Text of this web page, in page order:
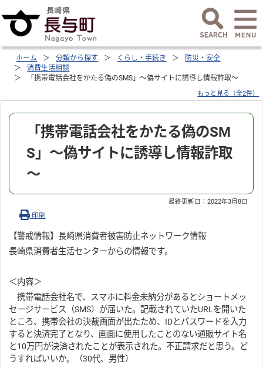
ホーム 分類から探す くらし・手続き
防災・安全
消費生活相談
「携帯電話会社をかたる偽のSMS」～偽サイトに誘導し情報詐取～
もっと見る（全2件）
「携帯電話会社をかたる偽のSM
S」～偽サイトに誘導し情報詐取
～
最終更新日：2022年3月8日
印刷
【警戒情報】長崎県消費者被害防止ネットワーク情報
長崎県消費者生活センターからの情報です。
＜内容＞
携帯電話会社名で、スマホに料金未納分があるとショートメッ
セージサービス（SMS）が届いた。記載されていたURLを開いた
ところ、携帯会社の決裁画面が出たため、IDとパスワードを入力
すると決済完了となり、画面に使用したことのない通販サイト名
と10万円が決済されたことが表示された。不正請求だと思う。ど
うすればいいか。（30代、男性）